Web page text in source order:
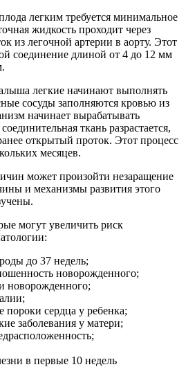
легким требуется минимальное
жидкость проходит через
из легочной артерии в аорту. Этот
соединение длиной от 4 до 12 мм
легкие начинают выполнять
сосуды заполняются кровью из
начинает вырабатывать
ткань разрастается,
открытый проток. Этот процесс
месяцев.
может произойти незаращение
и механизмы развития этого
могут увеличить риск
до 37 недель;
новорожденного;
новорожденного;
пороки сердца у ребенка;
заболевания у матери;
в первые 10 недель